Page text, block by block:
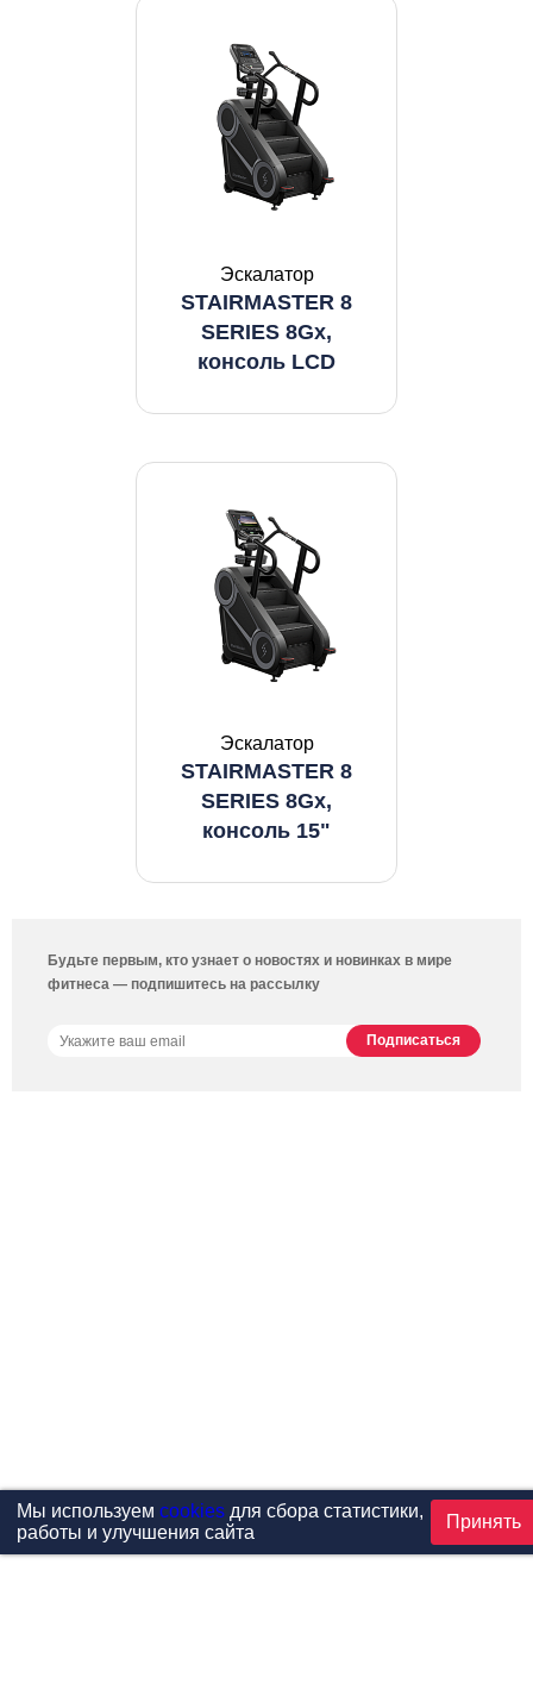
Эскалатор
STAIRMASTER 8
SERIES 8Gx,
консоль LCD
Эскалатор
STAIRMASTER 8
SERIES 8Gx,
консоль 15"
Будьте первым, кто узнает о новостях и новинках в мире
фитнеса — подпишитесь на рассылку
Мы используем cookiesдля сбора статистики,
работы и улучшения сайта
Принять